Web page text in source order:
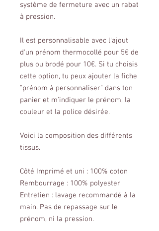
système de fermeture avec un rabat
à pression.
Il est personnalisable avec l'ajout
d'un prénom thermocollé pour 5€ de
plus ou brodé pour 10€. Si tu choisis
cette option, tu peux ajouter la fiche
"prénom à personnaliser" dans ton
panier et m'indiquer le prénom, la
couleur et la police désirée.
Voici la composition des différents
tissus.
Côté Imprimé et uni : 100% coton
Rembourrage : 100% polyester
Entretien : lavage recommandé à la
main. Pas de repassage sur le
prénom, ni la pression.